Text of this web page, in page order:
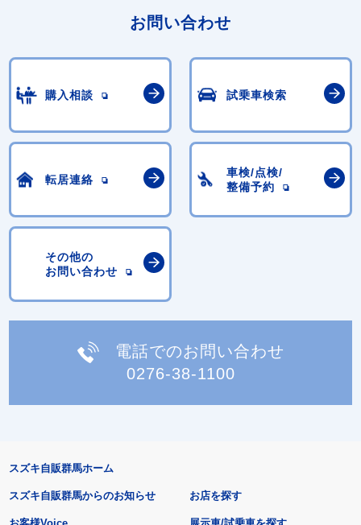
お問い合わせ
購入相談 試乗車検索
転居連絡
車検/点検/
整備予約
その他の
お問い合わせ
電話でのお問い合わせ
0276-38-1100
スズキ自販群馬ホーム
スズキ自販群馬からのお知らせ お店を探す